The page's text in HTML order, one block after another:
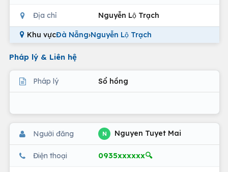
Địa chỉ Nguyễn Lộ Trạch
Khu vựcĐà Nẵng›Nguyễn Lộ Trạch
Pháp lý & Liên hệ
Pháp lý Sổ hồng
Người đăng N Nguyen Tuyet Mai
Điện thoại 0935xxxxxx🔍